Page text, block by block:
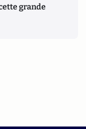
grande